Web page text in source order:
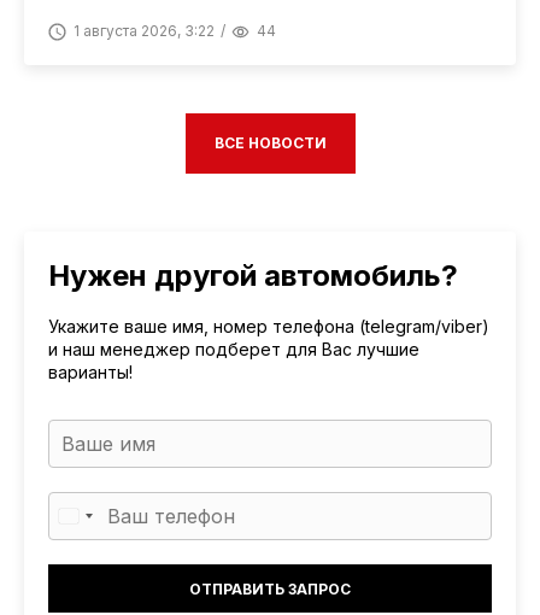
1 августа 2026, 3:22 44
ВСЕ НОВОСТИ
Нужен другой автомобиль?
Укажите ваше имя, номер телефона (telegram/viber)
и наш менеджер подберет для Вас лучшие
варианты!